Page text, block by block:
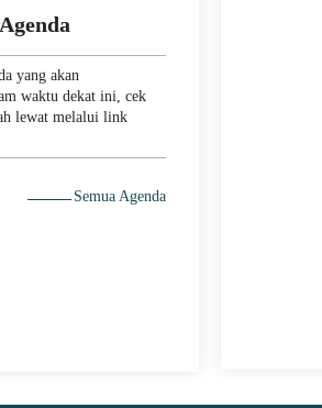
yang akan
waktu dekat ini, cek
lewat melalui link
Semua Agenda